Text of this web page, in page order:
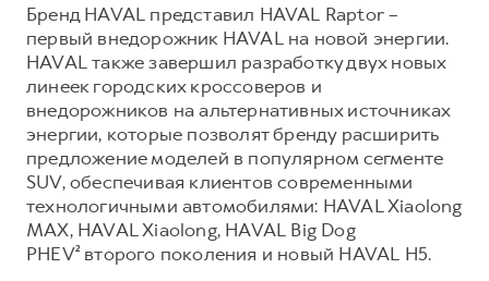
Коллекция Детская
Бренд HAVAL представил HAVAL Raptor –
первый внедорожник HAVAL на новой энергии.
HAVAL также завершил разработку двух новых
линеек городских кроссоверов и
внедорожников на альтернативных источниках
энергии, которые позволят бренду расширить
предложение моделей в популярном сегменте
SUV, обеспечивая клиентов современными
технологичными автомобилями: HAVAL Xiaolong
MAX, HAVAL Xiaolong, HAVAL Big Dog
PHEV² второго поколения и новый HAVAL H5.